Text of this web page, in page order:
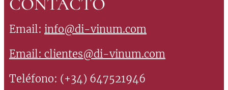
CONTACTO
Email: info@di-vinum.com
Email: clientes@di-vinum.com
Teléfono: (+34) 647521946